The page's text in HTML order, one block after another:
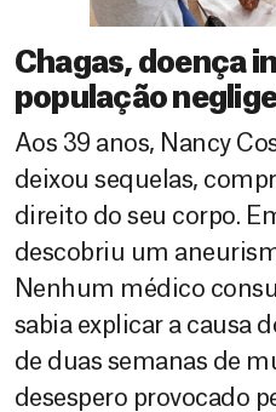
Chagas, doença
população
Aos 39 anos, Nancy
deixou sequelas,
direito do seu corpo.
descobriu um
Nenhum médico
sabia explicar a causa
de duas semanas de
desespero provocado